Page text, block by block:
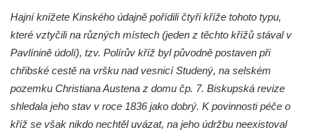
Podluží
Kříž u domu čp. 155 v Chřibské
Údajný kříž u domu čp. 283 ve Chřibské
Centrální kříž hřbitova v Hrobčicích
Hajní knížete Kinského údajně pořídili čtyři kříže tohoto typu,
které vztyčili na různých místech (jeden z těchto křížů stával v
Pavlínině údolí), tzv. Polírův kříž byl původně postaven při
chřibské cestě na vršku nad vesnicí Studený, na selském
pozemku Christiana Austena z domu čp. 7. Biskupská revize
shledala jeho stav v roce 1836 jako dobrý. K povinnosti péče o
kříž se však nikdo nechtěl uvázat, na jeho údržbu neexistoval